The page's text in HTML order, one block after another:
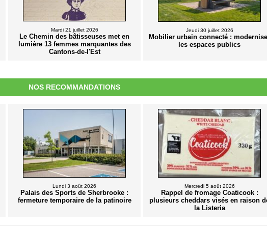
Mardi 21 juillet 2026
Le Chemin des bâtisseuses met en
lumière 13 femmes marquantes des
Cantons-de-l'Est
Jeudi 30 juillet 2026
Mobilier urbain connecté :
les espaces publics
NOS RECOMMANDATIONS
Lundi 3 août 2026
Palais des Sports de Sherbrooke :
fermeture temporaire de la patinoire
Mercredi 5 août 2026
Rappel de fromage Coaticook :
plusieurs cheddars visés en raison
la Listeria